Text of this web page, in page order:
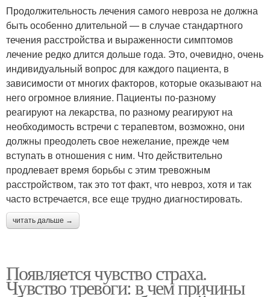
Продолжительность лечения самого невроза не должна
быть особенно длительной — в случае стандартного
течения расстройства и выраженности симптомов
лечение редко длится дольше года. Это, очевидно, очень
индивидуальный вопрос для каждого пациента, в
зависимости от многих факторов, которые оказывают на
него огромное влияние. Пациенты по-разному
реагируют на лекарства, по разному реагируют на
необходимость встречи с терапевтом, возможно, они
должны преодолеть свое нежелание, прежде чем
вступать в отношения с ним. Что действительно
продлевает время борьбы с этим тревожным
расстройством, так это тот факт, что невроз, хотя и так
часто встречается, все еще трудно диагностировать.
читать дальше →
Появляется чувство страха.
Чувство тревоги: в чем причины